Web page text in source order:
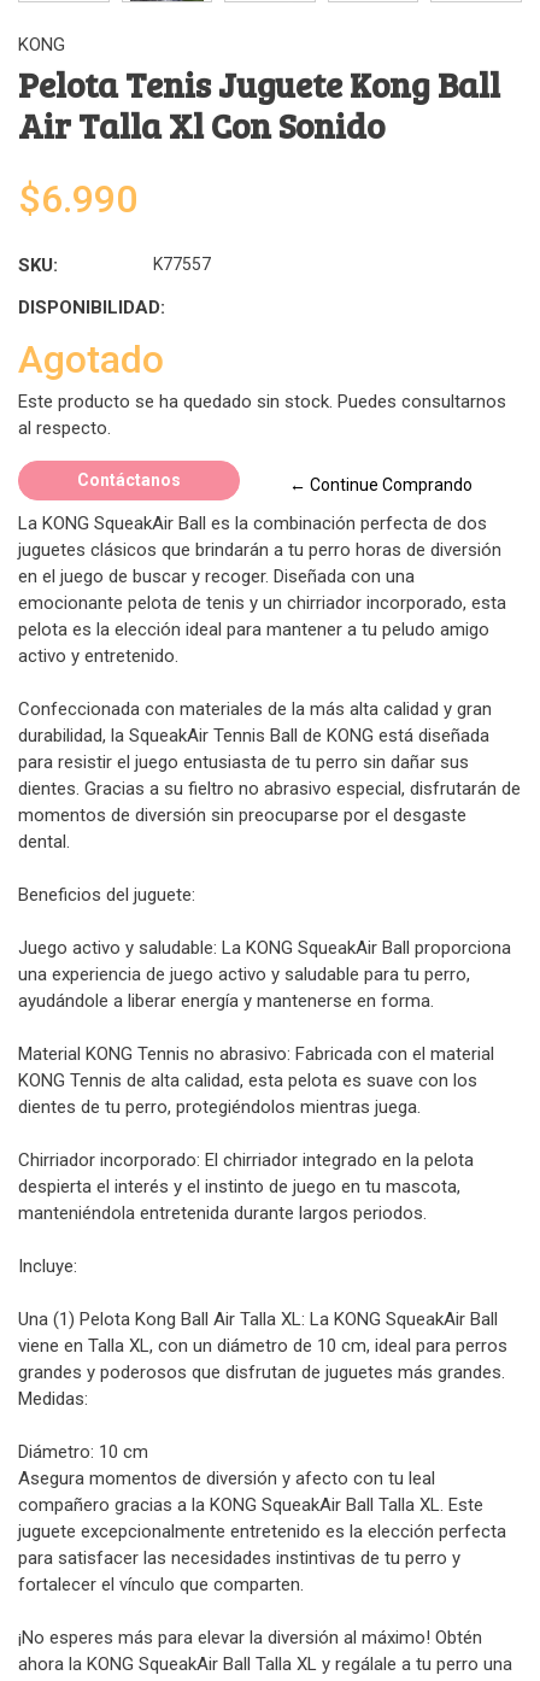
KONG
Pelota Tenis Juguete Kong Ball
Air Talla Xl Con Sonido
$6.990
SKU: K77557
DISPONIBILIDAD:
Agotado
Este producto se ha quedado sin stock. Puedes consultarnos
al respecto.
Contáctanos ← Continue Comprando
La KONG SqueakAir Ball es la combinación perfecta de dos
juguetes clásicos que brindarán a tu perro horas de diversión
en el juego de buscar y recoger. Diseñada con una
emocionante pelota de tenis y un chirriador incorporado, esta
pelota es la elección ideal para mantener a tu peludo amigo
activo y entretenido.
Confeccionada con materiales de la más alta calidad y gran
durabilidad, la SqueakAir Tennis Ball de KONG está diseñada
para resistir el juego entusiasta de tu perro sin dañar sus
dientes. Gracias a su fieltro no abrasivo especial, disfrutarán de
momentos de diversión sin preocuparse por el desgaste
dental.
Beneficios del juguete:
Juego activo y saludable: La KONG SqueakAir Ball proporciona
una experiencia de juego activo y saludable para tu perro,
ayudándole a liberar energía y mantenerse en forma.
Material KONG Tennis no abrasivo: Fabricada con el material
KONG Tennis de alta calidad, esta pelota es suave con los
dientes de tu perro, protegiéndolos mientras juega.
Chirriador incorporado: El chirriador integrado en la pelota
despierta el interés y el instinto de juego en tu mascota,
manteniéndola entretenida durante largos periodos.
Incluye:
Una (1) Pelota Kong Ball Air Talla XL: La KONG SqueakAir Ball
viene en Talla XL, con un diámetro de 10 cm, ideal para perros
grandes y poderosos que disfrutan de juguetes más grandes.
Medidas:
Diámetro: 10 cm
Asegura momentos de diversión y afecto con tu leal
compañero gracias a la KONG SqueakAir Ball Talla XL. Este
juguete excepcionalmente entretenido es la elección perfecta
para satisfacer las necesidades instintivas de tu perro y
fortalecer el vínculo que comparten.
¡No esperes más para elevar la diversión al máximo! Obtén
ahora la KONG SqueakAir Ball Talla XL y regálale a tu perro una